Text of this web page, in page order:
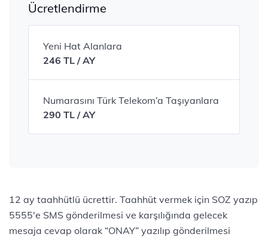
Ücretlendirme
Yeni Hat Alanlara
246 TL / AY
Numarasını Türk Telekom’a Taşıyanlara
290 TL / AY
12 ay taahhütlü ücrettir. Taahhüt vermek için SOZ yazıp
5555'e SMS gönderilmesi ve karşılığında gelecek
mesaja cevap olarak “ONAY” yazılıp gönderilmesi